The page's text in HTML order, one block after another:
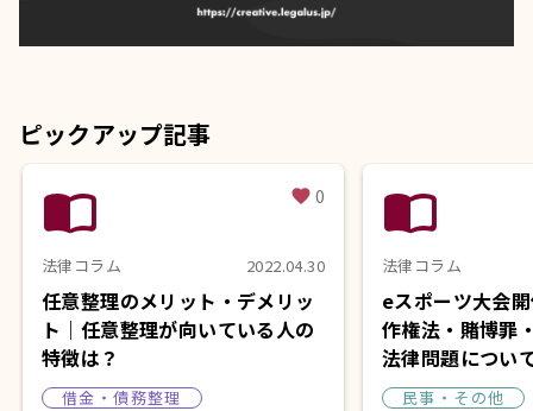
ピックアップ記事
import_contacts favorite 0
法律コラム 2022.04.30
任意整理のメリット・デメリッ
ト｜任意整理が向いている人の
特徴は？
借金・債務整理
import_contacts
法律コラム
eスポーツ大会
作権法・賭博罪
法律問題につい
民事・その他